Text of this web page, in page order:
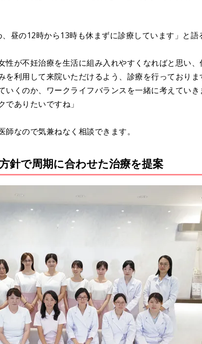
、昼の12時から13時も休まずに診療しています」と語
性が不妊治療を生活に組み入れやすくなればと思い
を利用して来院いただけるよう、診療を行っており
いくのか、ワークライフバランスを一緒に考えていき
ありたいですね」
なので気兼ねなく相談できます。
針で周期に合わせた治療を提案